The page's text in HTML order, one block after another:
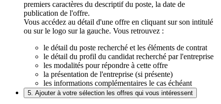
premiers caractères du descriptif du poste, la date de
publication de l'offre.
Vous accédez au détail d'une offre en cliquant sur son intitulé
ou sur le logo sur la gauche. Vous retrouvez :
le détail du poste recherché et les éléments de contrat
le détail du profil du candidat recherché par l'entreprise
les modalités pour répondre à cette offre
la présentation de l'entreprise (si présente)
les informations complémentaires le cas échéant
5. Ajouter à votre sélection les offres qui vous intéressent